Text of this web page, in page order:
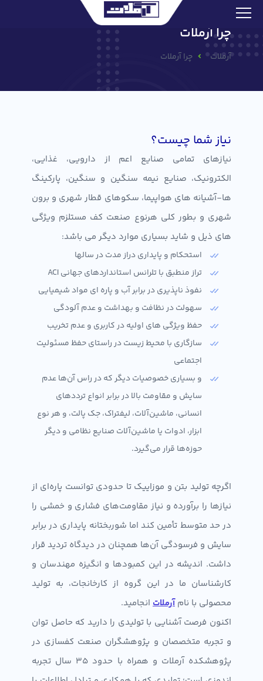
چرا آرملات
آرملات چرا آرملات
نیاز شما چیست؟
نیازهای تمامی صنایع اعم از دارویی، غذایی،
الکترونیک، صنایع نیمه سنگین و سنگین، پارکینگ
ها-آشیانه های هواپیما، سکوهای قطار شهری و برون
شهری و بطور کلی هرنوع صنعت کف مستلزم ویژگی
های ذیل و شاید بسیاری موارد دیگر می باشد:
استحکام و پایداری دراز مدت در سالها
تراز منطبق با تلرانس استانداردهای جهانی ACI
نفوذ ناپذیری در برابر آب و پاره ای مواد شیمیایی
سهولت در نظافت و بهداشت و عدم آلودگی
حفظ ویژگی های اولیه در کاربری و عدم تخریب
سازگاری با محیط زیست در راستای حفظ مسئولیت
اجتماعی
و بسیاری خصوصیات دیگر که در راس آن‌ها عدم
سایش و مقاومت بالا در برابر انواع ترددهای
انسانی، ماشین‌آلات، لیفتراک، جک پالت، و هر نوع
ابزار، ادوات یا ماشین‌آلات صنایع نظامی و دیگر
حوزه‌ها قرار می‌گیرد.
اگرچه تولید بتن و موزاییک تا حدودی توانست پاره‌ای از
نیازها را برآورده و نیاز مقاومت‌های فشاری و خمشی را
در حد متوسط تأمین کند اما شوربختانه پایداری در برابر
سایش و فرسودگی آن‌ها هم‎چنان در دیدگاه تردید قرار
داشت. اندیشه در این کمبودها و انگیزه مهندسان و
کارشناسان ما در این گروه از کارخانجات، به تولید
محصولی با نامآرملات انجامید.
اکنون فرصت آشنایی با تولیدی را دارید که حاصل توان
و تجربه متخصصان و پژوهشگران صنعت کفسازی در
پژوهشکده آرملات و همراه با حدود 35 سال تجربه